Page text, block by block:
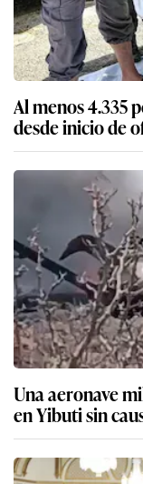
Al menos 4.335
desde inicio de
Una aeronave
en Yibuti sin